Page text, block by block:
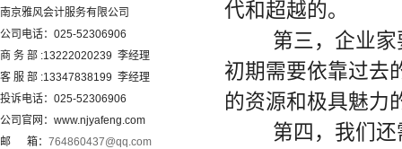
南京雅风会计服务有限公司
公司电话：025-52306906
商 务 部 :13222020239 李经理
客 服 部 :13347838199 李经理
投诉电话：025-52306906
公司官网：www.njyafeng.com
邮 箱： 764860437@qq.com
代和超越的。
第三，企业家
初期需要依靠过去
的资源和极具魅力
第四，我们还